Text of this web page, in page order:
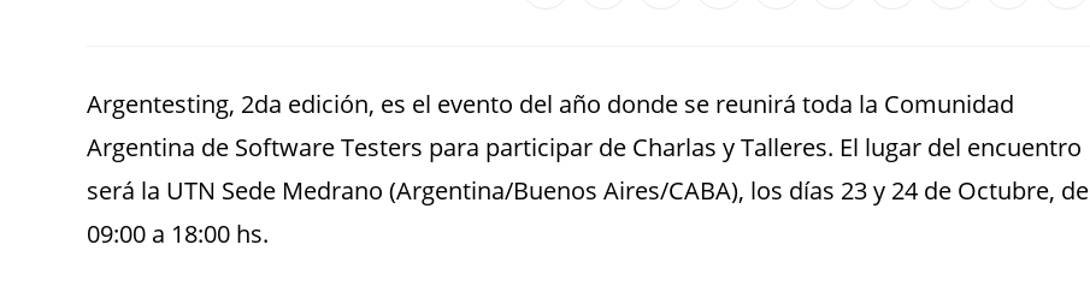
Argentesting, 2da edición, es el evento del año donde se reunirá toda la Comunidad
Argentina de Software Testers para participar de Charlas y Talleres. El lugar del encuentro
será la UTN Sede Medrano (Argentina/Buenos Aires/CABA), los días 23 y 24 de Octubre, de
09:00 a 18:00 hs.